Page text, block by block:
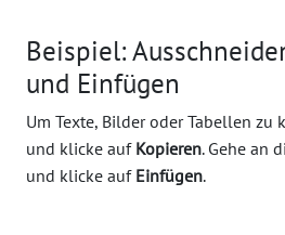
Beispiel:
und Einfügen
Um Texte, Bilder oder Tabellen zu
und klicke auf Kopieren. Gehe an
und klicke auf Einfügen.